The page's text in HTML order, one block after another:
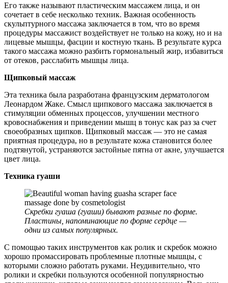
Его также называют пластическим массажем лица, и он
сочетает в себе несколько техник. Важная особенность
скульптурного массажа заключается в том, что во время
процедуры массажист воздействует не только на кожу, но и на
лицевые мышцы, фасции и костную ткань. В результате курса
такого массажа можно разбить гормональный жир, избавиться
от отеков, расслабить мышцы лица.
Щипковый массаж
Эта техника была разработана французским дерматологом
Леонардом Жаке. Смысл щипкового массажа заключается в
стимуляции обменных процессов, улучшении местного
кровоснабжения и приведении мышц в тонус как раз за счет
своеобразных щипков. Щипковый массаж — это не самая
приятная процедура, но в результате кожа становится более
подтянутой, устраняются застойные пятна от акне, улучшается
цвет лица.
Техника гуаши
Скребки гуаша (гуаши) бывают разные по форме.
Пластины, напоминающие по форме сердце —
одни из самых популярных.
С помощью таких инструментов как ролик и скребок можно
хорошо промассировать проблемные плотные мышцы, с
которыми сложно работать руками. Неудивительно, что
ролики и скребки пользуются особенной популярностью